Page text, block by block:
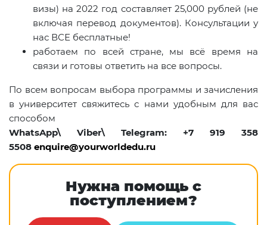
визы) на 2022 год составляет 25,000 рублей (не
включая перевод документов). Консультации у
нас ВСЕ бесплатные!
работаем по всей стране, мы всё время на
связи и готовы ответить на все вопросы.
По всем вопросам выбора программы и зачисления
в университет свяжитесь с нами удобным для вас
способом
WhatsApp\ Viber\ Telegram: +7 919 358
5508 enquire@yourworldedu.ru
Нужна помощь с
поступлением?